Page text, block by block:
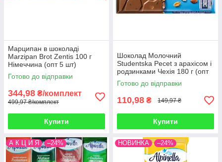
Марципан в шоколаді
Marzipan Brot Zentis 100 г
Німеччина (опт 5 шт)
Готово до відправки
344,98 ₴/комплект
499,97 ₴/комплект
Купити
Шоколад Молочний
Studentska Pecet з арахісом і
родзинками Чехія 180 г (опт
5 шт)
Готово до відправки
110,98 ₴ 149,97 ₴
Купити
А К Ц И Я –24% НОВИНКА –24%